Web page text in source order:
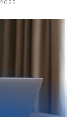
2025